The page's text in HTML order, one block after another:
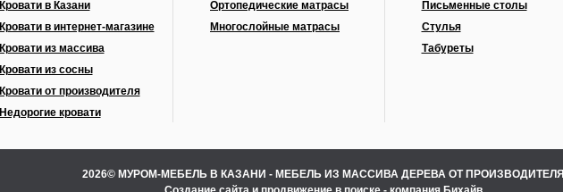
Кровати в Казани
Кровати в интернет-магазине
Кровати из массива
Кровати из сосны
Кровати от производителя
Недорогие кровати
Ортопедические матрасы
Многослойные матрасы
Письменные столы
Стулья
Табуреты
2026© МУРОМ-МЕБЕЛЬ В КАЗАНИ - МЕБЕЛЬ ИЗ МАССИВА ДЕРЕВА ОТ ПРОИЗВОДИТЕЛЯ